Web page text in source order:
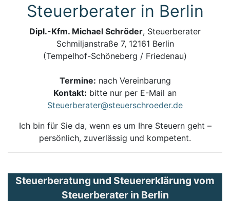
Steuerberater in Berlin
Dipl.-Kfm. Michael Schröder, Steuerberater
Schmiljanstraße 7, 12161 Berlin
(Tempelhof-Schöneberg / Friedenau)
Termine: nach Vereinbarung
Kontakt: bitte nur per E-Mail an
Steuerberater@steuerschroeder.de
Ich bin für Sie da, wenn es um Ihre Steuern geht –
persönlich, zuverlässig und kompetent.
Steuerberatung und Steuererklärung vom
Steuerberater in Berlin